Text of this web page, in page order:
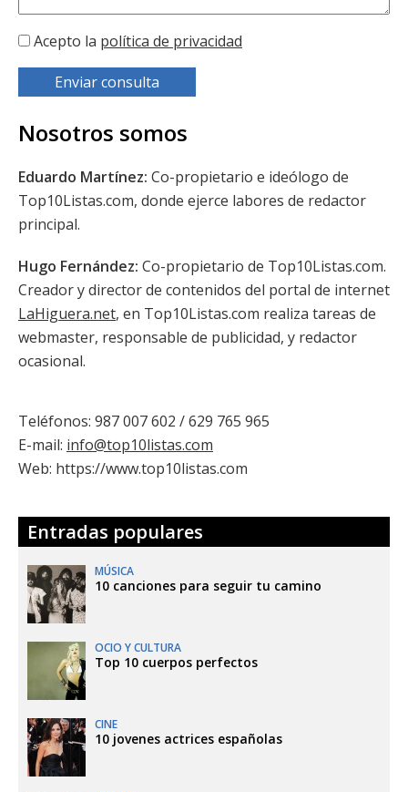
Acepto la política de privacidad
Enviar consulta
Nosotros somos
Eduardo Martínez: Co-propietario e ideólogo de
Top10Listas.com, donde ejerce labores de redactor
principal.
Hugo Fernández: Co-propietario de Top10Listas.com.
Creador y director de contenidos del portal de internet
LaHiguera.net, en Top10Listas.com realiza tareas de
webmaster, responsable de publicidad, y redactor
ocasional.
Teléfonos: 987 007 602 / 629 765 965
E-mail: info@top10listas.com
Web: https://www.top10listas.com
Entradas populares
MÚSICA
10 canciones para seguir tu camino
OCIO Y CULTURA
Top 10 cuerpos perfectos
CINE
10 jovenes actrices españolas